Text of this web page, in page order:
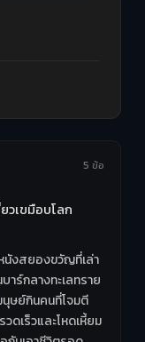
5 ข้อ
วเขมือบโลก
นังสยองขวัญที่เล่า
ร์กลางทะเลทราย
ษย์กินคนที่โจมตี
ดเร็วและโหดเหี้ยม